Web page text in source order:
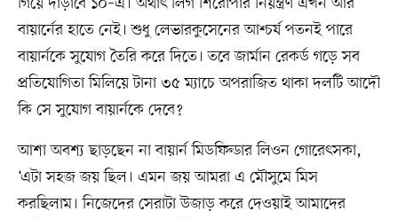
বায়ার্নের হাতে নেই। শুধু লেভারকুসেনের আশ্চর্য পতনই পারে
বায়ার্নকে সুযোগ তৈরি করে দিতে। তবে জার্মান রেকর্ড গড়ে সব
প্রতিযোগিতা মিলিয়ে টানা ৩৫ ম্যাচে অপরাজিত থাকা দলটি আদৌ
কি সে সুযোগ বায়ার্নকে দেবে?
আশা অবশ্য ছাড়ছেন না বায়ার্ন মিডফিল্ডার লিওন গোরেৎসকা,
‘এটা সহজ জয় ছিল। এমন জয় আমরা এ মৌসুমে মিস
করছিলাম। নিজেদের সেরাটা উজাড় করে দেওয়াই আমাদের